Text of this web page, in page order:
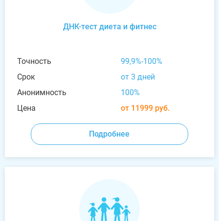
ДНК-тест диета и фитнес
Точность
99,9%-100%
Срок
от 3 дней
Анонимность
100%
Цена
от 11999 руб.
Подробнее